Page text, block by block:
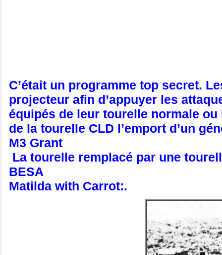
C’était un programme top secret.
projecteur afin d’appuyer les
équipés de leur tourelle normale
de la tourelle CLD l’emport d’un
M3 Grant
La tourelle remplacé par une
BESA
Matilda with Carrot:.